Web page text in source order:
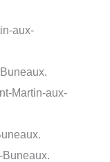
aux-
Martin-aux-